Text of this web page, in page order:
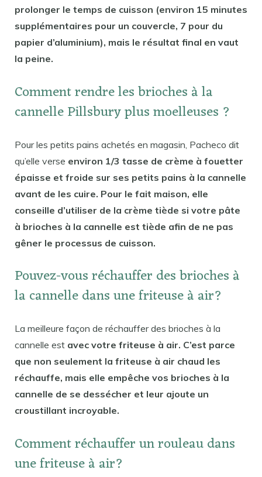
prolonger le temps de cuisson (environ 15 minutes
supplémentaires pour un couvercle, 7 pour du
papier d’aluminium), mais le résultat final en vaut
la peine.
Comment rendre les brioches à la
cannelle Pillsbury plus moelleuses ?
Pour les petits pains achetés en magasin, Pacheco dit
qu’elle verse environ 1/3 tasse de crème à fouetter
épaisse et froide sur ses petits pains à la cannelle
avant de les cuire. Pour le fait maison, elle
conseille d’utiliser de la crème tiède si votre pâte
à brioches à la cannelle est tiède afin de ne pas
gêner le processus de cuisson.
Pouvez-vous réchauffer des brioches à
la cannelle dans une friteuse à air?
La meilleure façon de réchauffer des brioches à la
cannelle est avec votre friteuse à air. C’est parce
que non seulement la friteuse à air chaud les
réchauffe, mais elle empêche vos brioches à la
cannelle de se dessécher et leur ajoute un
croustillant incroyable.
Comment réchauffer un rouleau dans
une friteuse à air?